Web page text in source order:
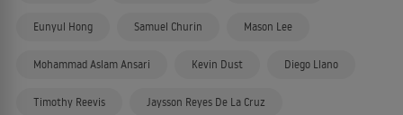
Eunyul Hong Samuel Churin Mason Lee
Mohammad Aslam Ansari Kevin Dust Diego Llano
Timothy Reevis Jaysson Reyes De La Cruz